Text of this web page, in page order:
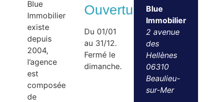
Blue
Immobilier
existe
depuis
2004,
l’agence
est
composée
de
Ouvertures
Du 01/01
au 31/12.
Fermé le
dimanche.
Blue
Immobilier
2 avenue
des
Hellènes
06310
Beaulieu-
sur-Mer